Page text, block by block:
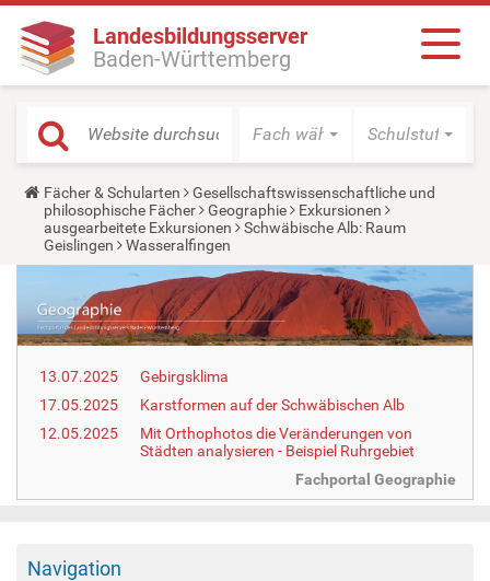
Landesbildungsserver
Baden-Württemberg
Fach wählen Schulstufe
Y
o
u
a
r
e
r
e
Fächer & Schularten
Gesellschaftswissenschaftliche und
philosophische Fächer
Geographie
Exkursionen
ausgearbeitete Exkursionen
Schwäbische Alb: Raum
Geislingen
Wasseralfingen
13.07.2025
Gebirgsklima
17.05.2025
Karstformen auf der Schwäbischen Alb
12.05.2025
Mit Orthophotos die Veränderungen von
Städten analysieren - Beispiel Ruhrgebiet
Fachportal Geographie
Navigation